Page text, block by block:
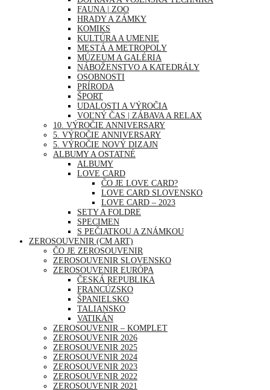
FAUNA | ZOO
HRADY A ZÁMKY
KOMIKS
KULTÚRA A UMENIE
MESTÁ A METROPOLY
MÚZEUM A GALÉRIA
NÁBOŽENSTVO A KATEDRÁLY
OSOBNOSTI
PRÍRODA
ŠPORT
UDALOSTI A VÝROČIA
VOĽNÝ ČAS | ZÁBAVA A RELAX
10. VÝROČIE ANNIVERSARY
5. VÝROČIE ANNIVERSARY
5. VÝROČIE NOVÝ DIZAJN
ALBUMY A OSTATNÉ
ALBUMY
LOVE CARD
ČO JE LOVE CARD?
LOVE CARD SLOVENSKO
LOVE CARD – 2023
SETY A FOLDRE
SPECIMEN
S PEČIATKOU A ZNÁMKOU
ZEROSOUVENIR (CM ART)
ČO JE ZEROSOUVENIR
ZEROSOUVENIR SLOVENSKO
ZEROSOUVENIR EURÓPA
ČESKÁ REPUBLIKA
FRANCÚZSKO
ŠPANIELSKO
TALIANSKO
VATIKÁN
ZEROSOUVENIR – KOMPLET
ZEROSOUVENIR 2026
ZEROSOUVENIR 2025
ZEROSOUVENIR 2024
ZEROSOUVENIR 2023
ZEROSOUVENIR 2022
ZEROSOUVENIR 2021